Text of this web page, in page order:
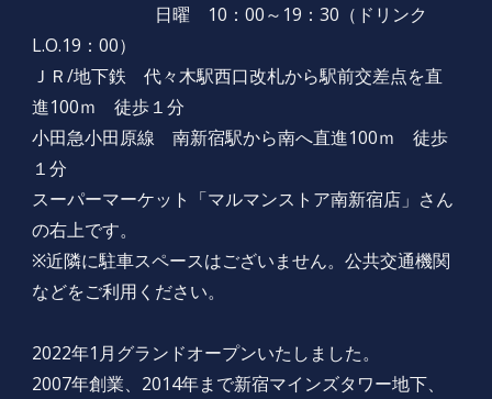
日曜 10：00～19：30（ドリンク
L.O.19：00）
ＪＲ/地下鉄 代々木駅西口改札から駅前交差点を直
進100ｍ 徒歩１分
小田急小田原線 南新宿駅から南へ直進100ｍ 徒歩
１分
スーパーマーケット「マルマンストア南新宿店」さん
の右上です。
※近隣に駐車スペースはございません。公共交通機関
などをご利用ください。
2022年1月グランドオープンいたしました。
2007年創業、2014年まで新宿マインズタワー地下、